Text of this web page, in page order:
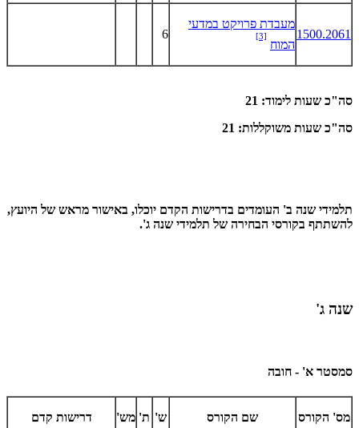
1500.2061
מעבדת פרויקט במדעי
המוח
[3]
6
סה"כ שעות לימוד: 21
סה"כ שעות משוקללות: 21
תלמידי שנה ב' העומדים בדרישות הקדם יוכלו, באישור מראש של היועץ,
להשתתף בקורסי הבחירה של תלמידי שנה ג'.
שנה ג'
סמסטר א' - חובה
מס' הקורס שם הקורס ש' ת' מש' דרישות קדם